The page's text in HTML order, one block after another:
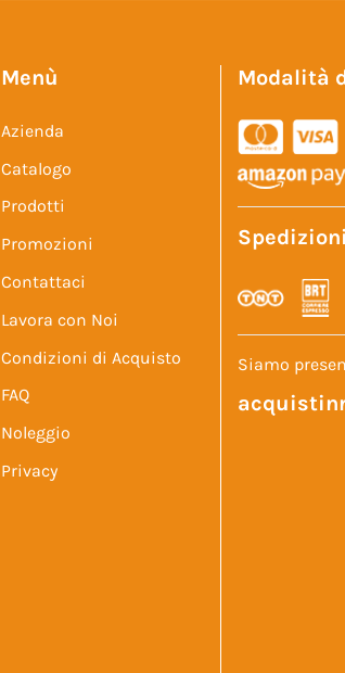
Menù
Azienda
Catalogo
Prodotti
Promozioni
Contattaci
Lavora con Noi
Condizioni di Acquisto
FAQ
Noleggio
Privacy
Modalità
Spedizioni
Siamo